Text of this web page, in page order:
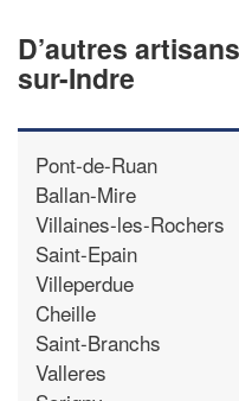
D’autres
sur-Indre
Pont-de-Ruan
Ballan-Mire
Villaines-les-Rochers
Saint-Epain
Villeperdue
Cheille
Saint-Branchs
Valleres